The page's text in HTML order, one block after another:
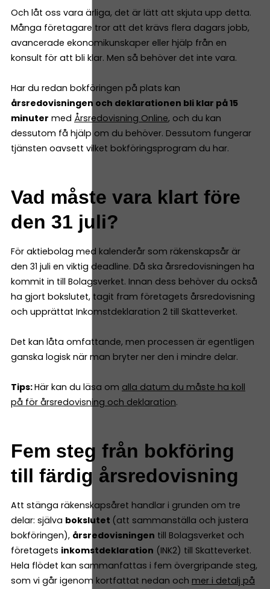
Och låt oss vara ärliga, det är lätt att skjuta upp detta.
Många företagare tror att det krävs flera dagars jobb,
avancerade ekonomikunskaper eller hjälp från en
konsult för att bli klar. Men så behöver det inte vara.
Har du redan bokföringen på plats kan
årsredovisningen och deklarationen bli klar på 15
minuter med Årsredovisning Online, och du kan
dessutom få hjälp om du behöver. Dessutom fungerar
tjänsten oavsett vilket bokföringsprogram du har.
Vad måste vara klart före
den 31 juli?
För aktiebolag med kalenderår som räkenskapsår är
den 31 juli en viktig deadline. Då ska årsredovisningen ha
kommit in till Bolagsverket. Innan dess behöver du också
ha gjort bokslutet, tagit fram företagets årsredovisning
och upprättat Inkomstdeklaration 2 till Skatteverket.
Det kan låta omfattande, men processen är egentligen
ganska logisk när man bryter ner den i mindre delar.
Tips:Här kan du läsa om alla datum du måste ha koll
på för årsredovisning och deklaration.
Fem steg från bokföring
till färdig årsredovisning
Att stänga räkenskapsåret handlar i grunden om tre
delar: själva bokslutet (att sammanställa och justera
bokföringen), årsredovisningen till Bolagsverket och
företagets inkomstdeklaration (INK2) till Skatteverket.
Hela flödet kan sammanfattas i fem övergripande steg,
som vi går igenom kortfattat nedan och mer i detalj på